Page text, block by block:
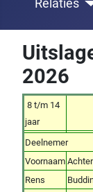
Relaties
2026
8 t/m 14
jaar
Deelnemer
Voornaam
Rens